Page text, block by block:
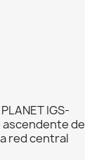
IGS-
ascendente de
red central